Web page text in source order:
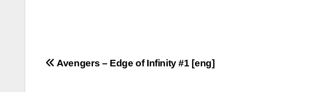
Beitragsnavigation
Avengers – Edge of Infinity #1 [eng]